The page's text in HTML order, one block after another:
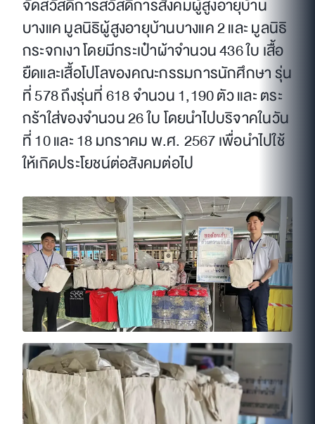
จัดสวัสดิการสวัสดิการสังคมผู้สูงอายุบ้าน
บางแค มูลนิธิผู้สูงอายุบ้านบางแค 2 และ มูลนิธิ
กระจกเงา โดยมีกระเป๋าผ้าจำนวน 436 ใบ เสื้อ
ยืดและเสื้อโปโลของคณะกรรมการนักศึกษา รุ่น
ที่ 578 ถึงรุ่นที่ 618 จำนวน 1,190 ตัว และ ตระ
กร้าใส่ของจำนวน 26 ใบ โดยนำไปบริจาคในวัน
ที่ 10 และ 18 มกราคม พ.ศ. 2567 เพื่อนำไปใช้
ให้เกิดประโยชน์ต่อสังคมต่อไป